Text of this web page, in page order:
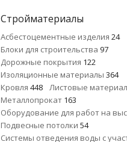
Стройматериалы
Асбестоцементные изделия 24
Блоки для строительства 97
Дорожные покрытия 122
Изоляционные материалы 364
Кровля 448 Листовые
Металлопрокат 163
Оборудование для работ на
Подвесные потолки 54
Системы отведения воды с